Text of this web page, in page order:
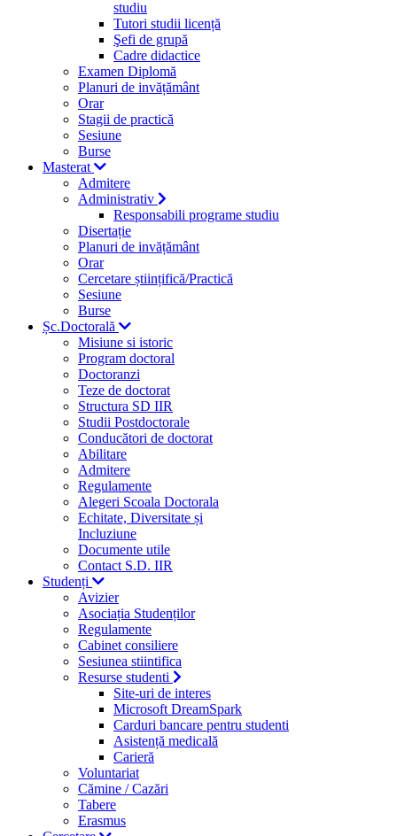
studiu
Tutori studii licență
Şefi de grupă
Cadre didactice
Examen Diplomă
Planuri de invățământ
Orar
Stagii de practică
Sesiune
Burse
Masterat
Admitere
Administrativ
Responsabili programe studiu
Disertație
Planuri de invățământ
Orar
Cercetare științifică/Practică
Sesiune
Burse
Șc.Doctorală
Misiune si istoric
Program doctoral
Doctoranzi
Teze de doctorat
Structura SD IIR
Studii Postdoctorale
Conducători de doctorat
Abilitare
Admitere
Regulamente
Alegeri Scoala Doctorala
Echitate, Diversitate și
Incluziune
Documente utile
Contact S.D. IIR
Studenți
Avizier
Asociația Studenților
Regulamente
Cabinet consiliere
Sesiunea stiintifica
Resurse studenti
Site-uri de interes
Microsoft DreamSpark
Carduri bancare pentru studenti
Asistență medicală
Carieră
Voluntariat
Cămine / Cazări
Tabere
Erasmus